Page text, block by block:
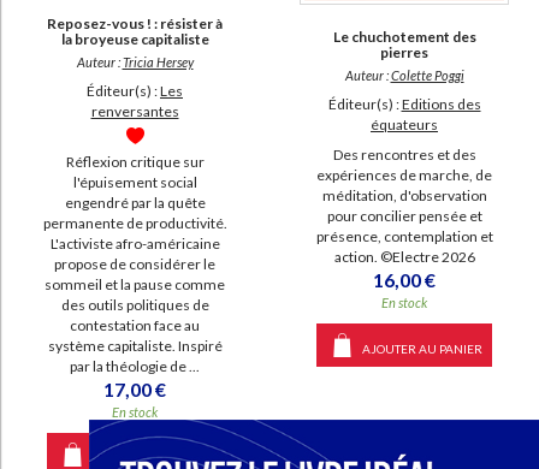
livre (959)
poche (189)
coffret (49)
document-audio (12)
revue (12)
carte (1)
SÉRIE
Science de l'éveil spirituel (7)
Les initiatiques (5)
Demandez à Deepak (4)
Mandalas bien-être (4)
Reposez-vous ! : résister à
la broyeuse capitaliste
Auteur :Tricia Hersey
Éditeur(s) :Les
renversantes
Réflexion critique sur
l'épuisement social
engendré par la quête
permanente de productivité.
L'activiste afro-américaine
propose de considérer le
sommeil et la pause comme
des outils politiques de
contestation face au
système capitaliste. Inspiré
par la théologie de ...
17,00 €
En stock
AJOUTER AU PANIER
Le chuchotement des
pierres
Auteur :Colette Poggi
Éditeur(s) :Editions des
équateurs
Des rencontres et des
expériences de marche, de
méditation, d'observation
pour concilier pensée et
présence, contemplation et
action. ©Electre 2026
16,00 €
En stock
AJOUTER AU PANIER